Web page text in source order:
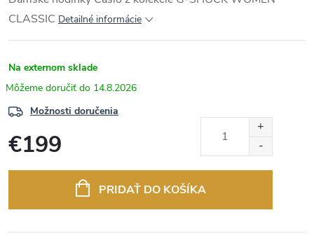
CLASSIC Detailné informácie
Na externom sklade
14.8.2026
Možnosti doručenia
€199
PRIDAŤ DO KOŠÍKA